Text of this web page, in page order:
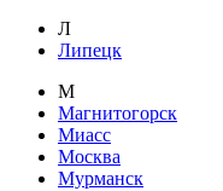
Л
Липецк
М
Магнитогорск
Миасс
Москва
Мурманск